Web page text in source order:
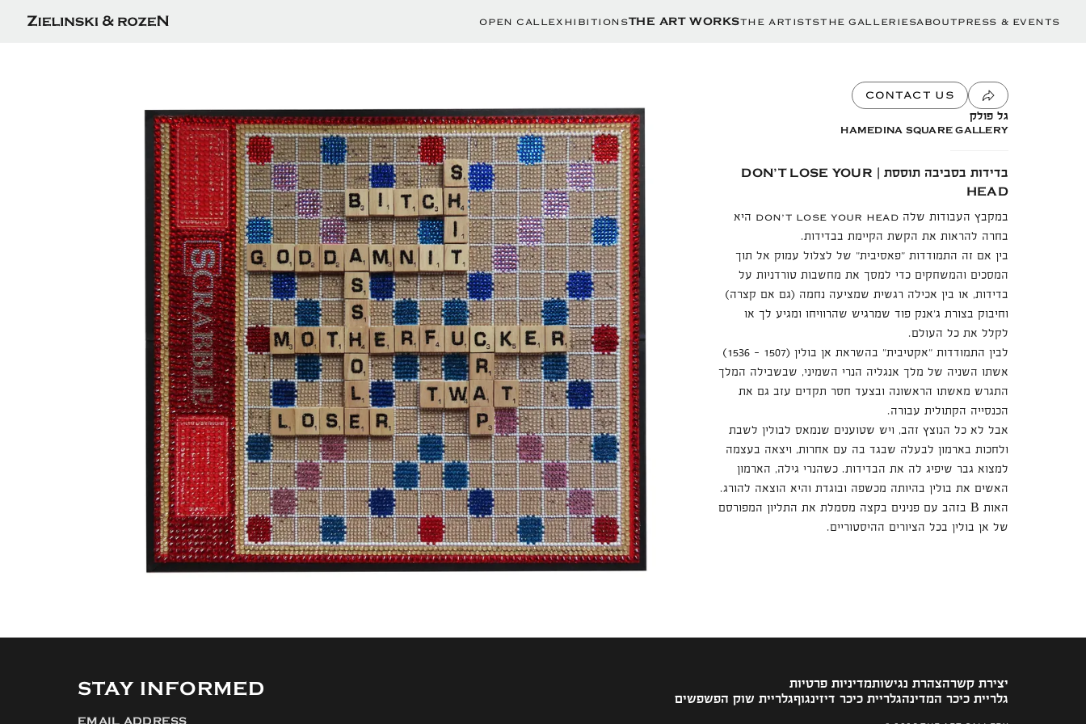
OPEN CALL EXHIBITIONSTHE ART WORKSTHE ARTISTSTHE GALLERIESABOUTPRESS & EVENTS
CONTACT US
גל פולק
HAMEDINA SQUARE GALLERY
בדידות בסביבה תוססת | DON’T LOSE YOUR
HEAD
במקבץ העבודות שלה DON’T LOSE YOUR HEAD היא
בחרה להראות את הקשת הקיימת בבדידות.
בין אם זה התמודדות "פאסיבית" של לצלול עמוק אל תוך
המסכים והמשחקים כדי למסך את מחשבות טורדניות על
בדידות, או בין אכילה רגשית שמציעה נחמה (גם אם קצרה)
וחיבוק בצורת ג’אנק פוד שמרגיש שהרוויחו ומגיע לך או
לקלל את כל העולם.
לבין התמודדות "אקטיבית" בהשראת אן בולין (1507 - 1536)
אשתו השניה של מלך אנגליה הנרי השמיני, שבשבילה המלך
התגרש מאשתו הראשונה ובצעד חסר תקדים עזב גם את
הכנסייה הקתולית עבורה.
אבל לא כל הנוצץ זהב, ויש שטוענים שנמאס לבולין לשבת
ולחכות בארמון לבעלה שבגד בה עם אחרות, ויצאה בעצמה
למצוא גבר שיפיג לה את הבדידות. כשהנרי גילה, הארמון
האשים את בולין בהיותה מכשפה ובוגדת והיא הוצאה להורג.
האות B בזהב עם פנינים בקצה מסמלת את התליון המפורסם
של אן בולין בכל הציורים ההיסטוריים.
STAY INFORMED יצירת קשרהצהרת נגישותמדיניות פרטיות
גלריית כיכר המדינהגלריית כיכר דיזינגוףגלריית שוק הפשפשים